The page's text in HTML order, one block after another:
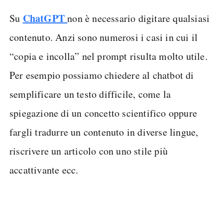
Su ChatGPTnon è necessario digitare qualsiasi
contenuto. Anzi sono numerosi i casi in cui il
“copia e incolla” nel prompt risulta molto utile.
Per esempio possiamo chiedere al chatbot di
semplificare un testo difficile, come la
spiegazione di un concetto scientifico oppure
fargli tradurre un contenuto in diverse lingue,
riscrivere un articolo con uno stile più
accattivante ecc.